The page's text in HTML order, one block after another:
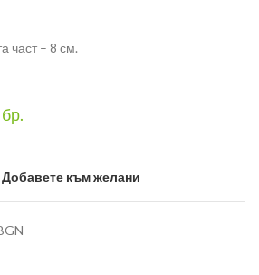
част – 8 см.
Добавете към желани